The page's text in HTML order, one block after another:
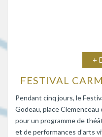
+
Pendant cinq jours, le
Godeau, place
pour un programme de
et de performances d’arts